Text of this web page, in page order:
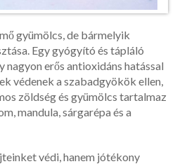
gyümölcs, de bármelyik
Egy gyógyító és tápláló
nagyon erős antioxidáns hatással
védenek a szabadgyökök ellen,
zöldség és gyümölcs tartalmaz
mandula, sárgarépa és a
védi, hanem jótékony